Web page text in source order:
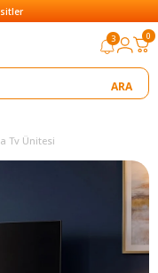
3 0
Tv Ünitesi